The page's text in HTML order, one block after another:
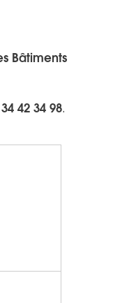
Bâtiments
42 34 98.